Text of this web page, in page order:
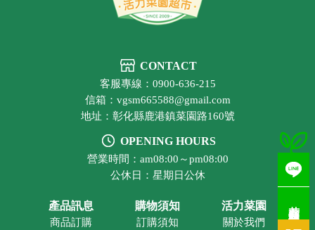
CONTACT
客服專線：0900-636-215
信箱：vgsm665588@gmail.com
地址：彰化縣鹿港鎮菜園路160號
OPENING HOURS
營業時間：am08:00～pm08:00
公休日：星期日公休
產品訊息
商品訂購
購物須知
訂購須知
活力菜園
關於我們